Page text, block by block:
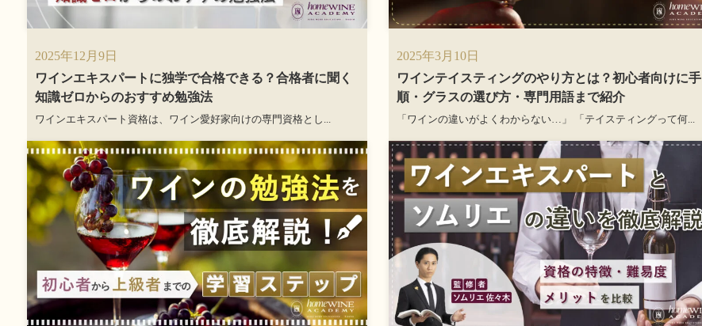
2025年12月9日
ワインエキスパートに独学で合格できる？合格者に聞く
知識ゼロからのおすすめ勉強法
ワインエキスパート資格は、ワイン愛好家向けの専門資格とし...
2025年3月10日
ワインテイスティングのやり方とは？初心者向けに手
順・グラスの選び方・専門用語まで紹介
「ワインの違いがよくわからない…」 「テイスティングって何...